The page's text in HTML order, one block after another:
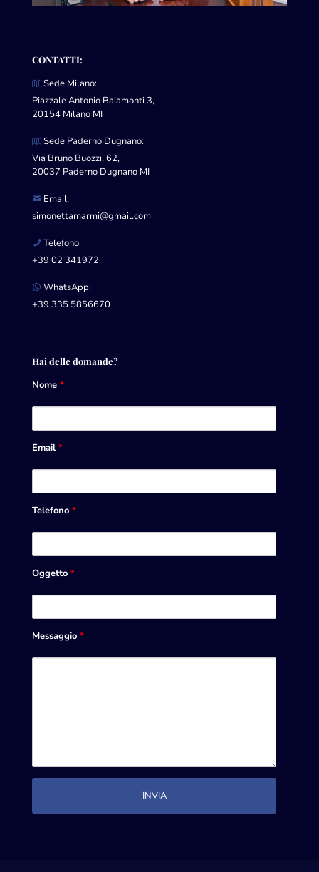
CONTATTI:
Sede Milano:
Piazzale Antonio Baiamonti 3,
20154 Milano MI
Sede Paderno Dugnano:
Via Bruno Buozzi, 62,
20037 Paderno Dugnano MI
Email:
simonettamarmi@gmail.com
Telefono:
+39 02 341972
WhatsApp:
+39 335 5856670
Hai delle domande?
Nome *
Email *
Telefono *
Oggetto *
Messaggio *